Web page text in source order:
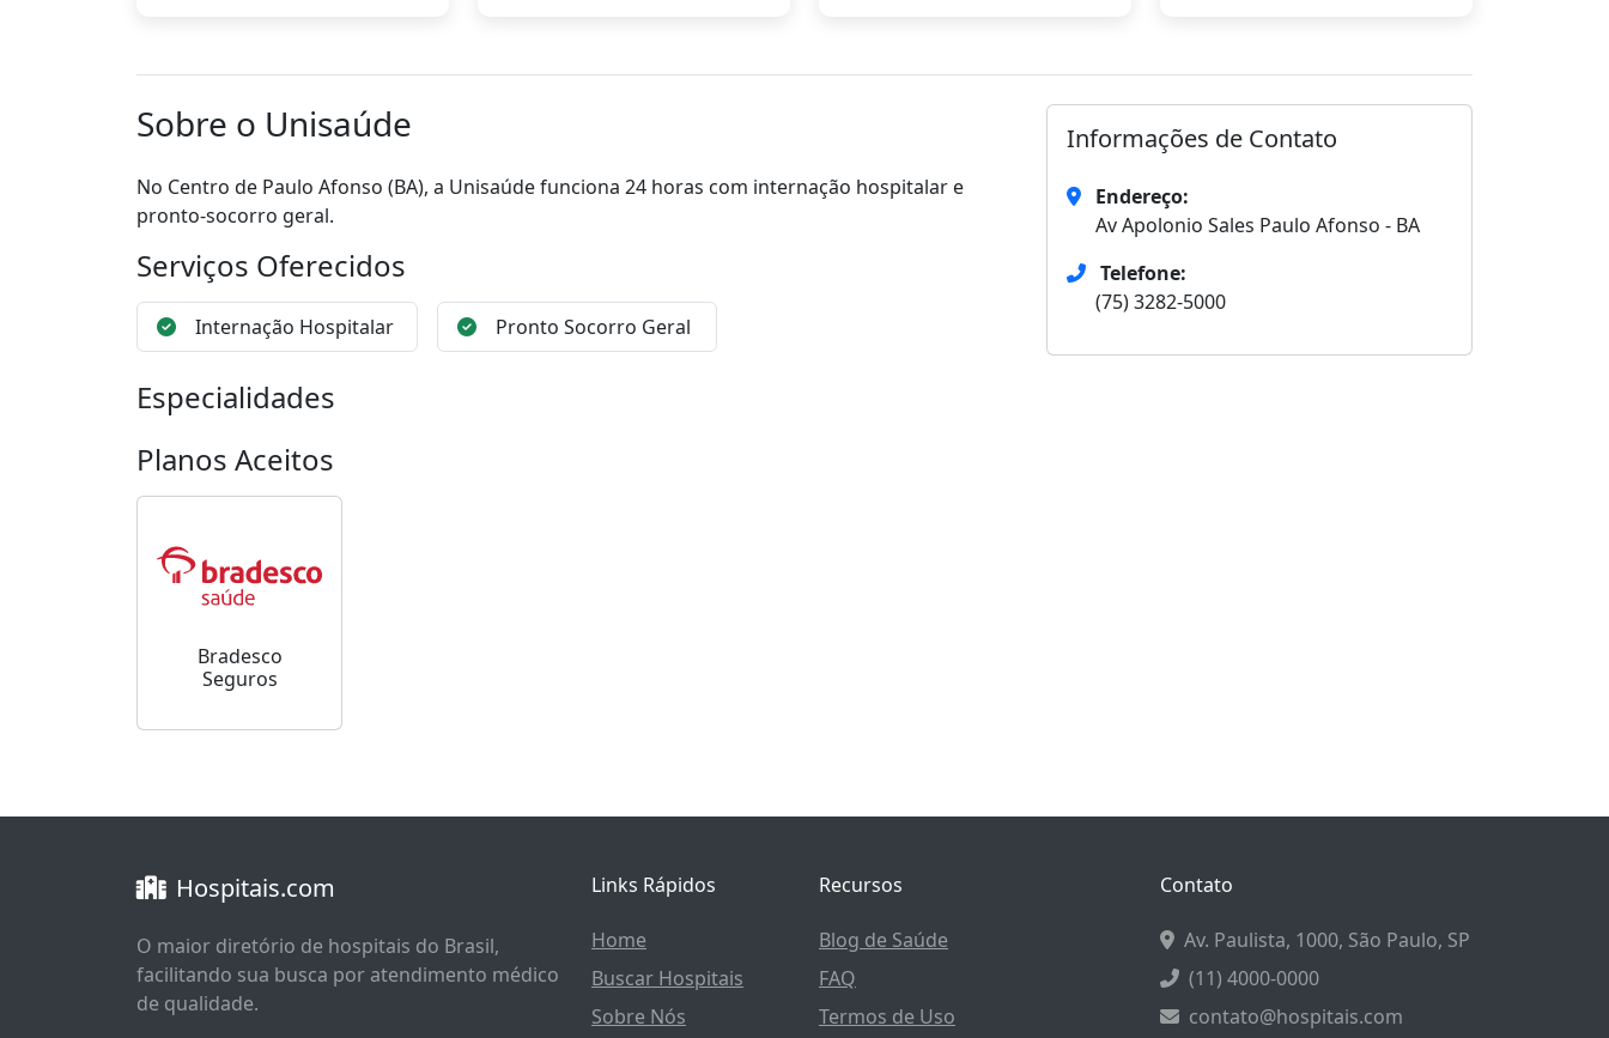
Sobre o Unisaúde
No Centro de Paulo Afonso (BA), a Unisaúde funciona 24 horas com internação hospitalar e
pronto-socorro geral.
Serviços Oferecidos
Internação Hospitalar Pronto Socorro Geral
Especialidades
Planos Aceitos
Bradesco
Seguros
Informações de Contato
Endereço:
Av Apolonio Sales Paulo Afonso - BA
Telefone:
(75) 3282-5000
Hospitais.com
O maior diretório de hospitais do Brasil,
facilitando sua busca por atendimento médico
de qualidade.
Links Rápidos
Home
Buscar Hospitais
Sobre Nós
Recursos
Blog de Saúde
FAQ
Termos de Uso
Contato
Av. Paulista, 1000, São Paulo, SP
(11) 4000-0000
contato@hospitais.com